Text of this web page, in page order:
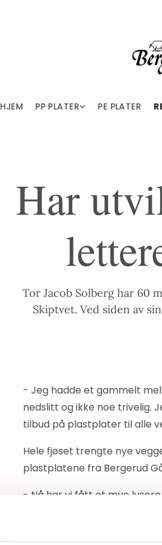
HJEM PP PLATER PE PLATER
Har
Tor Jacob Solberg har 60
Skiptvet. Ved siden av
- Jeg hadde et gammelt
nedslitt og ikke noe trivelig.
tilbud på plastplater til alle
Hele fjøset trengte nye
plastplatene fra Bergerud
- Nå har vi fått et mye